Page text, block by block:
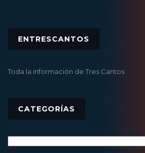
ENTRESCANTOS
Toda la información de Tres Cantos
CATEGORÍAS